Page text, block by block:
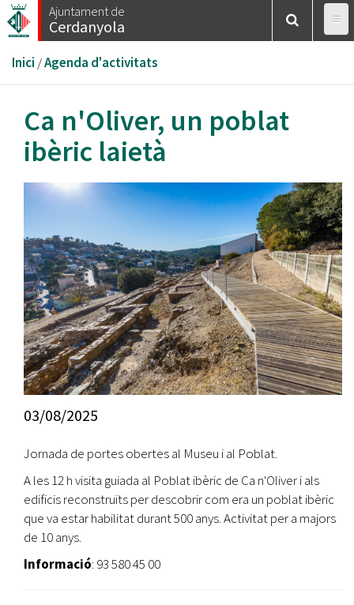
Vés
al
Ajuntament de
Cerdanyola
Esteu
aquí
Inici /Agenda d'activitats
Ca n'Oliver, un poblat
ibèric laietà
03/08/2025
Jornada de portes obertes al Museu i al Poblat.
A les 12 h visita guiada al Poblat ibèric de Ca n'Oliver i als
edificis reconstruïts per descobrir com era un poblat ibèric
que va estar habilitat durant 500 anys. Activitat per a majors
de 10 anys.
Informació: 93 580 45 00